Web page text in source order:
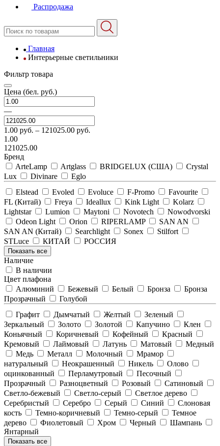
Распродажа
Главная
Интерьерные светильники
Фильтр товара
Цена (бел. руб.)
—
1.00 руб. – 121025.00 руб.
1.00
121025.00
Бренд
ArteLamp
Artglass BRIDGELUX (США)
Crystal
Lux
Divinare
Eglo
Elstead
Evoled Evoluce F-Promo
Favourite
FL (Китай)
Freya Ideallux Kink Light
Kolarz
Lightstar
Lumion Maytoni Novotech
Nowodvorski
Odeon Light
Orion RIPERLAMP
SAN AN
SAN AN (Китай)
Searchlight Sonex
Stilfort
STLuce
КИТАЙ РОССИЯ
Показать все
Наличие
В наличии
Цвет плафона
Алюминий
Бежевый Белый Бронза
Бронза
Прозрачный
Голубой
Графит
Дымчатый Желтый
Зеленый
Зеркальный
Золото Золотой Капучино
Клен
Коньячный
Коричневый Кофейный
Красный
Кремовый
Лаймовый Латунь Матовый
Медный
Медь
Металл Молочный
Мрамор
натуральный
Неокрашенный Никель
Олово
оцинкованный
Перламутровый
Песочный
Прозрачный
Разноцветный Розовый
Сатиновый
Светло-бежевый
Светло-серый
Светлое дерево
Серебристый
Серебро Серый Синий
Слоновая
кость
Темно-коричневый Темно-серый
Темное
дерево
Фиолетовый Хром Черный
Шампань
Янтарный
Показать все